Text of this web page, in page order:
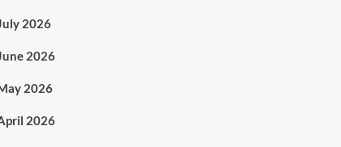
2026
2026
2026
2026